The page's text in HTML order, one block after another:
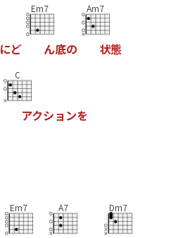
にど
Em7
ん底の
Am7
状態
C
アクショ ンを
Em7 A7 Dm7